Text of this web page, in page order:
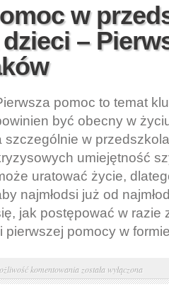
przedszkolu
Krakowie.
w
–
pomoc to temat
być obecny w
szczególnie w
umiejętność
uratować życie,
najmłodsi już od
jak postępować w razie
pierwszej pomocy w
komentowania Pierwsza
pomoc
została wyłączona